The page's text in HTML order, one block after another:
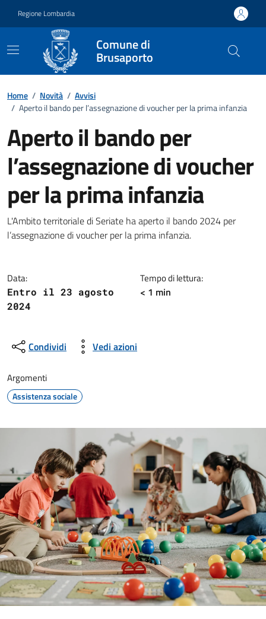
Regione Lombardia
Comune di
Brusaporto
Home / Novità / Avvisi
/ Aperto il bando per l’assegnazione di voucher per la prima infanzia
Aperto il bando per
l’assegnazione di voucher
per la prima infanzia
Dettagli della notizia
L'Ambito territoriale di Seriate ha aperto il bando 2024 per
l’assegnazione di voucher per la prima infanzia.
Data:
Entro il 23 agosto
2024
Tempo di lettura:
< 1 min
Condividi Vedi azioni
Argomenti
Assistenza sociale